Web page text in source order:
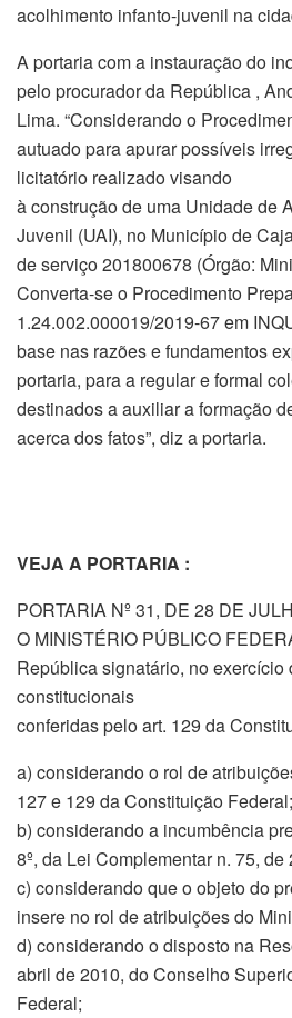
acolhimento infanto-juvenil na
A portaria com a instauração do
pelo procurador da República ,
Lima. “Considerando o
autuado para apurar possíveis
licitatório realizado visando
à construção de uma Unidade de
Juvenil (UAI), no Município de
de serviço 201800678 (Órgão:
Converta-se o Procedimento
1.24.002.000019/2019-67 em
base nas razões e fundamentos
portaria, para a regular e formal
destinados a auxiliar a formação
acerca dos fatos”, diz a portaria.
VEJA A PORTARIA :
PORTARIA Nº 31, DE 28 DE
O MINISTÉRIO PÚBLICO
República signatário, no exercício
constitucionais
conferidas pelo art. 129 da
a) considerando o rol de
127 e 129 da Constituição Federal;
b) considerando a incumbência
8º, da Lei Complementar n. 75,
c) considerando que o objeto do
insere no rol de atribuições do
d) considerando o disposto na
abril de 2010, do Conselho
Federal;